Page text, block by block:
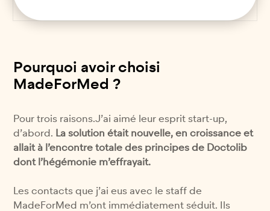
Pourquoi avoir choisi
MadeForMed ?
Pour trois raisons.J’ai aimé leur esprit start-up,
d’abord. La solution était nouvelle, en croissance et
allait à l’encontre totale des principes de Doctolib
dont l’hégémonie m’effrayait.
Les contacts que j’ai eus avec le staff de
MadeForMed m’ont immédiatement séduit. Ils